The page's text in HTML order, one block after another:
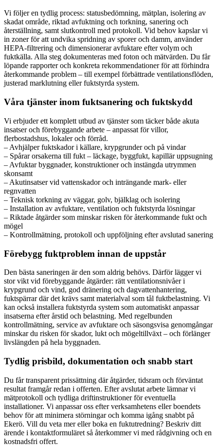
Vi följer en tydlig process: statusbedömning, mätplan, isolering av
skadat område, riktad avfuktning och torkning, sanering och
återställning, samt slutkontroll med protokoll. Vid behov kapslar vi
in zoner för att undvika spridning av sporer och damm, använder
HEPA-filtrering och dimensionerar avfuktare efter volym och
fuktkälla. Alla steg dokumenteras med foton och mätvärden. Du får
löpande rapporter och konkreta rekommendationer för att förhindra
återkommande problem – till exempel förbättrade ventilationsflöden,
justerad marklutning eller fuktstyrda system.
Våra tjänster inom fuktsanering och fuktskydd
Vi erbjuder ett komplett utbud av tjänster som täcker både akuta
insatser och förebyggande arbete – anpassat för villor,
flerbostadshus, lokaler och förråd.
– Avhjälper fuktskador i källare, krypgrunder och på vindar
– Spårar orsakerna till fukt – läckage, byggfukt, kapillär uppsugning
– Avfuktar byggnader, konstruktioner och instängda utrymmen
skonsamt
– Akutinsatser vid vattenskador och inträngande mark- eller
regnvatten
– Teknisk torkning av väggar, golv, bjälklag och isolering
– Installation av avfuktare, ventilation och fuktstyrda lösningar
– Riktade åtgärder som minskar risken för återkommande fukt och
mögel
– Kontrollmätning, protokoll och uppföljning efter avslutad sanering
Förebygg fuktproblem innan de uppstår
Den bästa saneringen är den som aldrig behövs. Därför lägger vi
stor vikt vid förebyggande åtgärder: rätt ventilationsnivåer i
krypgrund och vind, god dränering och dagvattenhantering,
fuktspärrar där det krävs samt materialval som tål fuktbelastning. Vi
kan också installera fuktstyrda system som automatiskt anpassar
insatserna efter årstid och belastning. Med regelbunden
kontrollmätning, service av avfuktare och säsongsvisa genomgångar
minskar du risken för skador, lukt och mögeltillväxt – och förlänger
livslängden på hela byggnaden.
Tydlig prisbild, dokumentation och snabb start
Du får transparent prissättning där åtgärder, tidsram och förväntat
resultat framgår redan i offerten. Efter avslutat arbete lämnar vi
mätprotokoll och tydliga driftinstruktioner för eventuella
installationer. Vi anpassar oss efter verksamhetens eller boendets
behov för att minimera störningar och komma igång snabbt på
Ekerö. Vill du veta mer eller boka en fuktutredning? Beskriv ditt
ärende i kontaktformuläret så återkommer vi med rådgivning och en
kostnadsfri offert.